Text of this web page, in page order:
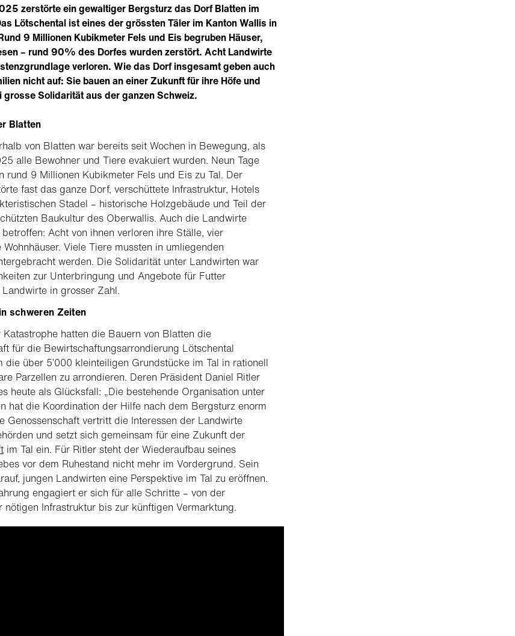
zerstörte ein gewaltiger Bergsturz das Dorf Blatten im
Lötschental ist eines der grössten Täler im Kanton Wallis in
9 Millionen Kubikmeter Fels und Eis begruben Häuser,
– rund 90% des Dorfes wurden zerstört. Acht Landwirte
verloren. Wie das Dorf insgesamt geben auch
nicht auf: Sie bauen an einer Zukunft für ihre Höfe und
grosse Solidarität aus der ganzen Schweiz.
Blatten
von Blatten war bereits seit Wochen in Bewegung, als
alle Bewohner und Tiere evakuiert wurden. Neun Tage
rund 9 Millionen Kubikmeter Fels und Eis zu Tal. Der
fast das ganze Dorf, verschüttete Infrastruktur, Hotels
Stadel – historische Holzgebäude und Teil der
Baukultur des Oberwallis. Auch die Landwirte
Acht von ihnen verloren ihre Ställe, vier
Viele Tiere mussten in umliegenden
werden. Die Solidarität unter Landwirten war
zur Unterbringung und Angebote für Futter
in grosser Zahl.
schweren Zeiten
hatten die Bauern von Blatten die
für die Bewirtschaftungsarrondierung Lötschental
die über 5’000 kleinteiligen Grundstücke im Tal in rationell
Parzellen zu arrondieren. Deren Präsident Daniel Ritler
heute als Glücksfall: „Die bestehende Organisation unter
hat die Koordination der Hilfe nach dem Bergsturz enorm
Genossenschaft vertritt die Interessen der Landwirte
und setzt sich gemeinsam für eine Zukunft der
im Tal ein. Für Ritler steht der Wiederaufbau seines
vor dem Ruhestand nicht mehr im Vordergrund. Sein
jungen Landwirten eine Perspektive im Tal zu eröffnen.
engagiert er sich für alle Schritte – von der
nötigen Infrastruktur bis zur künftigen Vermarktung.